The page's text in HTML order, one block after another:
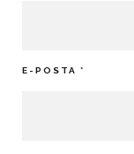
E-POSTA *